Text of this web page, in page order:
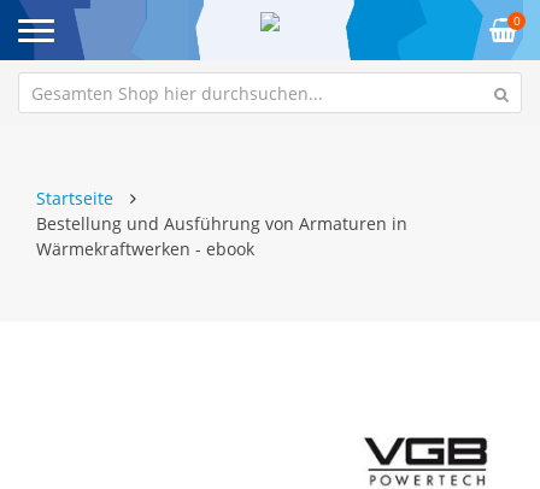
0
Startseite
Bestellung und Ausführung von Armaturen in
Wärmekraftwerken - ebook